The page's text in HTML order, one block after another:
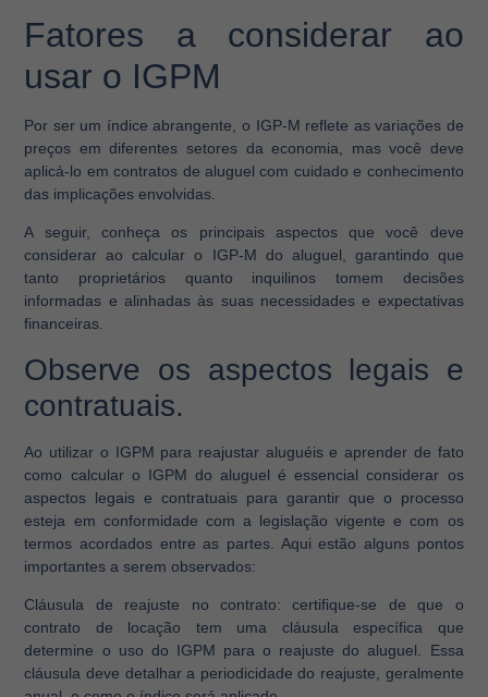
Fatores a considerar ao
usar o IGPM
Por ser um índice abrangente, o IGP-M reflete as variações de
preços em diferentes setores da economia, mas você deve
aplicá-lo em contratos de aluguel com cuidado e conhecimento
das implicações envolvidas.
A seguir, conheça os principais aspectos que você deve
considerar ao calcular o IGP-M do aluguel, garantindo que
tanto proprietários quanto inquilinos tomem decisões
informadas e alinhadas às suas necessidades e expectativas
financeiras.
Observe os aspectos legais e
contratuais.
Ao utilizar o IGPM para reajustar aluguéis e aprender de fato
como calcular o IGPM do aluguel é essencial considerar os
aspectos legais e contratuais para garantir que o processo
esteja em conformidade com a legislação vigente e com os
termos acordados entre as partes. Aqui estão alguns pontos
importantes a serem observados:
Cláusula de reajuste no contrato: certifique-se de que o
contrato de locação tem uma cláusula específica que
determine o uso do IGPM para o reajuste do aluguel. Essa
cláusula deve detalhar a periodicidade do reajuste, geralmente